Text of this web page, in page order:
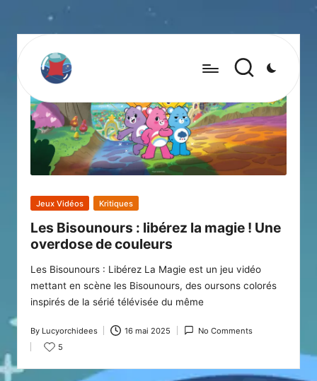
Posted
Jeux Vidéos Kritiques
Les Bisounours : libérez la magie ! Une
overdose de couleurs
Les Bisounours : Libérez La Magie est un jeu vidéo
mettant en scène les Bisounours, des oursons colorés
inspirés de la sérié télévisée du même
Posted
by
By Lucyorchidees 16 mai 2025
No Comments
5